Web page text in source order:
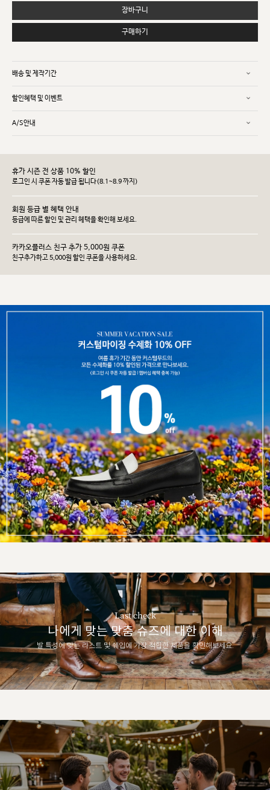
장바구니
구매하기
배송 및 제작기간
할인혜택 및 이벤트
A/S안내
휴가 시즌 전 상품 10% 할인
로그인 시 쿠폰 자동 발급 됩니다(8.1~8.9 까지)
회원 등급 별 혜택 안내
등급에 따른 할인 및 관리 헤택을 확인해 보세요.
카카오플러스 친구 추가 5,000원 쿠폰
친구추가하고 5,000원 할인 쿠폰을 사용하세요.
Last check
나에게 맞는 맞춤 슈즈에 대한 이해
발 특성에 맞는 라스트 및 쉐입에 가장 적합한 제품을 확인해보세요.